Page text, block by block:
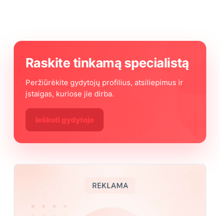
Raskite tinkamą specialistą
Peržiūrėkite gydytojų profilius, atsiliepimus ir
įstaigas, kuriose jie dirba.
Ieškoti gydytojo